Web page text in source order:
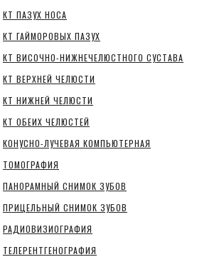
КТ ПАЗУХ НОСА
КТ ГАЙМОРОВЫХ ПАЗУХ
КТ ВИСОЧНО-НИЖНЕЧЕЛЮСТНОГО СУСТАВА
КТ ВЕРХНЕЙ ЧЕЛЮСТИ
КТ НИЖНЕЙ ЧЕЛЮСТИ
КТ ОБЕИХ ЧЕЛЮСТЕЙ
КОНУСНО-ЛУЧЕВАЯ КОМПЬЮТЕРНАЯ
ТОМОГРАФИЯ
ПАНОРАМНЫЙ СНИМОК ЗУБОВ
ПРИЦЕЛЬНЫЙ СНИМОК ЗУБОВ
РАДИОВИЗИОГРАФИЯ
ТЕЛЕРЕНТГЕНОГРАФИЯ